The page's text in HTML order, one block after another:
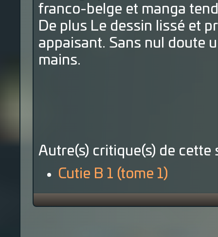
franco-belge et manga
De plus Le dessin lissé et
appaisant. Sans nul doute
mains.
Autre(s) critique(s) de cette
Cutie B 1 (tome 1)